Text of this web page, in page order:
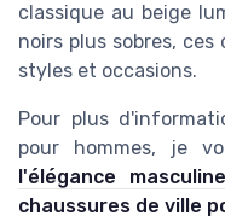
classique au beige
noirs plus sobres,
styles et occasions.
Pour plus
pour hommes, je
l'élégance
chaussures de ville